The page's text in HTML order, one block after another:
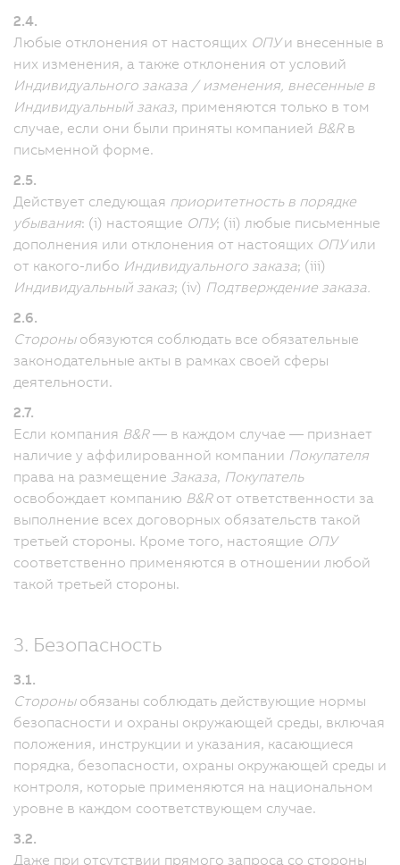
2.4.
Любые отклонения от настоящих ОПУи внесенные в
них изменения, а также отклонения от условий
Индивидуального заказа / изменения, внесенные в
Индивидуальный заказ, применяются только в том
случае, если они были приняты компанией B&Rв
письменной форме.
2.5.
Действует следующая приоритетность в порядке
убывания: (i) настоящие ОПУ; (ii) любые письменные
дополнения или отклонения от настоящих ОПУили
от какого-либо Индивидуального заказа; (iii)
Индивидуальный заказ; (iv) Подтверждение заказа.
2.6.
Стороныобязуются соблюдать все обязательные
законодательные акты в рамках своей сферы
деятельности.
2.7.
Если компания B&R— в каждом случае — признает
наличие у аффилированной компании Покупателя
права на размещение Заказа, Покупатель
освобождает компанию B&Rот ответственности за
выполнение всех договорных обязательств такой
третьей стороны. Кроме того, настоящие ОПУ
соответственно применяются в отношении любой
такой третьей стороны.
3. Безопасность
3.1.
Стороныобязаны соблюдать действующие нормы
безопасности и охраны окружающей среды, включая
положения, инструкции и указания, касающиеся
порядка, безопасности, охраны окружающей среды и
контроля, которые применяются на национальном
уровне в каждом соответствующем случае.
3.2.
Даже при отсутствии прямого запроса со стороны